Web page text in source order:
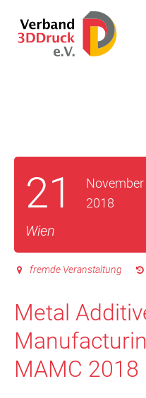
21
November
2018
Wien
fremde Veranstaltung
Metal
MAMC 2018